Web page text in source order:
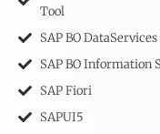
Tool
SAP BO DataServices
SAP BO Information
SAP Fiori
SAPUI5